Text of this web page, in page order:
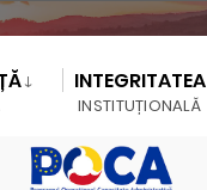
INTEGRITATEA
INSTITUȚIONALĂ